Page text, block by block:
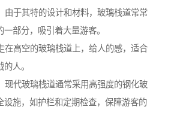
由于其特的设计和材料，玻璃栈道常常
一部分，吸引着大量游客。
高空的玻璃栈道上，给人的感，适合
人。
代玻璃栈道通常采用高强度的钢化玻
设施，如护栏和定期检查，保障游客的